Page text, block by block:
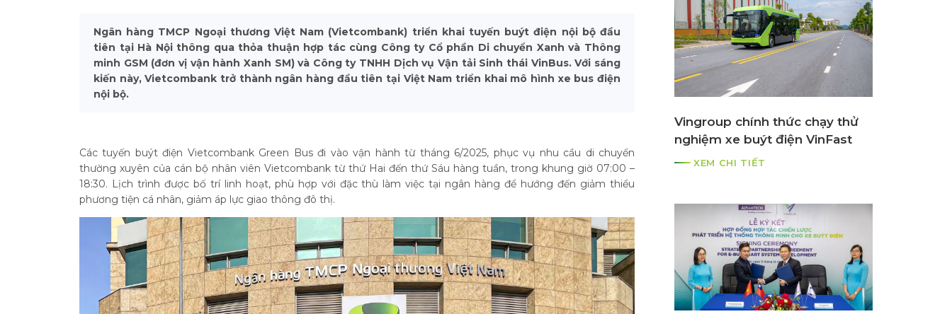
Ngân hàng TMCP Ngoại thương Việt Nam (Vietcombank) triển khai tuyến buýt điện nội bộ đầu
tiên tại Hà Nội thông qua thỏa thuận hợp tác cùng Công ty Cổ phần Di chuyển Xanh và Thông
minh GSM (đơn vị vận hành Xanh SM) và Công ty TNHH Dịch vụ Vận tải Sinh thái VinBus. Với sáng
kiến này, Vietcombank trở thành ngân hàng đầu tiên tại Việt Nam triển khai mô hình xe bus điện
nội bộ.
Các tuyến buýt điện Vietcombank Green Bus đi vào vận hành từ tháng 6/2025, phục vụ nhu cầu di chuyển
thường xuyên của cán bộ nhân viên Vietcombank từ thứ Hai đến thứ Sáu hàng tuần, trong khung giờ 07:00 –
18:30. Lịch trình được bố trí linh hoạt, phù hợp với đặc thù làm việc tại ngân hàng để hướng đến giảm thiểu
phương tiện cá nhân, giảm áp lực giao thông đô thị.
Vingroup chính thức chạy thử
nghiệm xe buýt điện VinFast
XEM CHI TIẾT